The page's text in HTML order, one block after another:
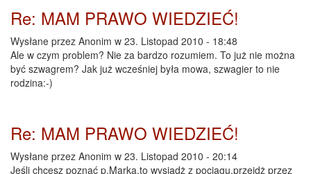
Re: MAM PRAWO WIEDZIEĆ!
Wysłane przez Anonim w 23. Listopad 2010 - 18:48
Ale w czym problem? Nie za bardzo rozumiem. To już nie można
być szwagrem? Jak już wcześniej była mowa, szwagier to nie
rodzina:-)
Re: MAM PRAWO WIEDZIEĆ!
Wysłane przez Anonim w 23. Listopad 2010 - 20:14
Jeśli chcesz poznać p.Marka,to wysiądż z pociągu,przejdż przez